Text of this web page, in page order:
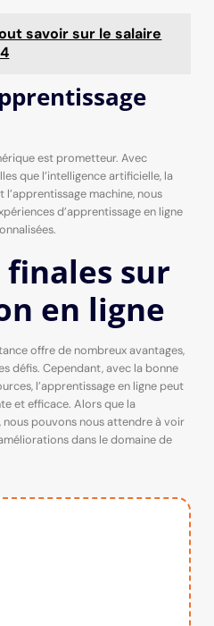
savoir sur le salaire
est prometteur. Avec
que l’intelligence artificielle, la
machine, nous
d’apprentissage en ligne
finales sur
en ligne
offre de nombreux avantages,
défis. Cependant, avec la bonne
l’apprentissage en ligne peut
et efficace. Alors que la
pouvons nous attendre à voir
dans le domaine de